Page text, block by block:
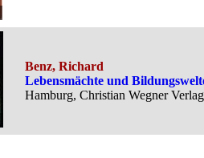
Benz, Richard
Lebensmächte und
Hamburg, Christian Wegner